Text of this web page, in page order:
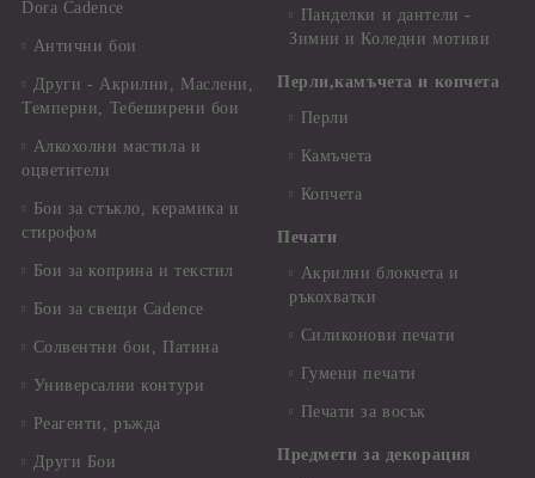
Dora Cadence
Антични бои
Други - Акрилни, Маслени,
Темперни, Тебеширени бои
Алкохолни мастила и
оцветители
Бои за стъкло, керамика и
стирофом
Бои за коприна и текстил
Бои за свещи Cadence
Солвентни бои, Патина
Универсални контури
Реагенти, ръжда
Други Бои
Панделки и дантели -
Зимни и Коледни мотиви
Перли,камъчета и копчета
Перли
Камъчета
Копчета
Печати
Акрилни блокчета и
ръкохватки
Силиконови печати
Гумени печати
Печати за восък
Предмети за декорация